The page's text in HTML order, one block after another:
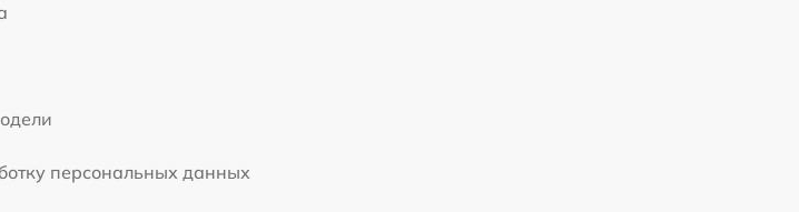
персональных данных